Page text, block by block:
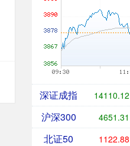
深证成指 14110.12
沪深300 4651.31
北证50 1122.88